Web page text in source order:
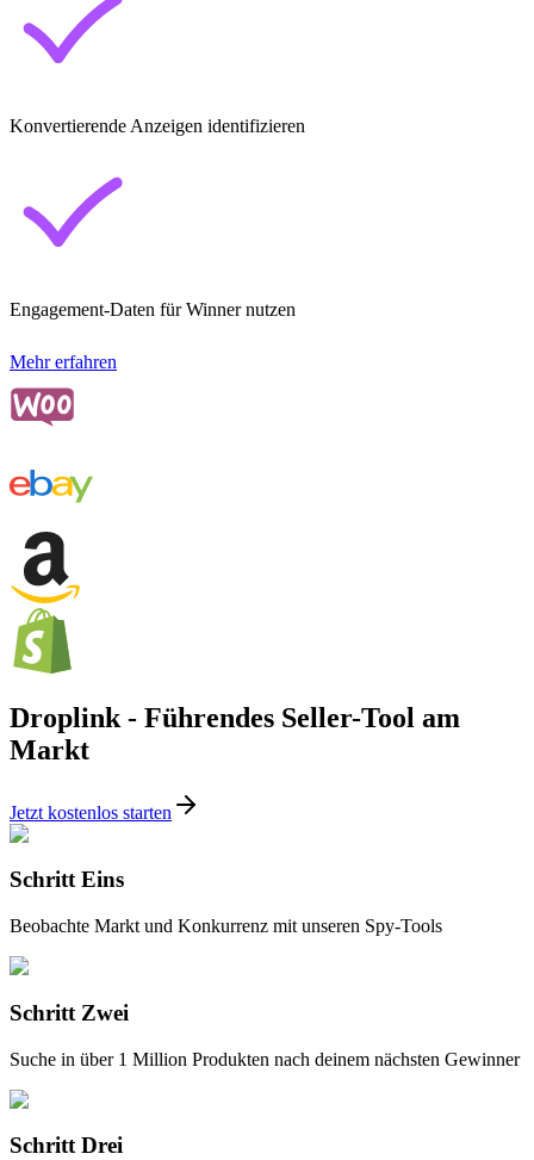
Konvertierende Anzeigen identifizieren
Engagement-Daten für Winner nutzen
Mehr erfahren
Droplink - Führendes Seller-Tool am
Markt
Jetzt kostenlos starten
Schritt Eins
Beobachte Markt und Konkurrenz mit unseren Spy-Tools
Schritt Zwei
Suche in über 1 Million Produkten nach deinem nächsten Gewinner
Schritt Drei